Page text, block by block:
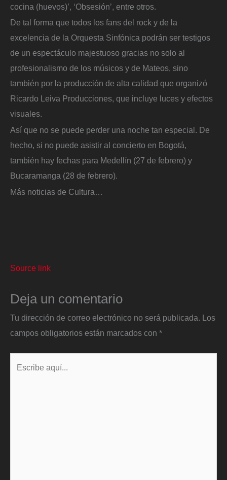
cocina (huevos)’, ‘Obsesión’, entre otros.
De tal forma que todos los fans del rock y de la
excelencia de la Orquesta Sinfónica podrán ser testigos
de un espectáculo majestuoso gracias no solo al
profesionalismo de los músicos y de Mateos, sino
también por la producción de alta calidad que organizó
Ricardo Leiva Producciones, que incluye luces y efectos
visuales.
Así que no se puede perder una noche tan especial. De
hecho, si no puede asistir al concierto en Bogotá,
también hay fechas para Medellín (27 de febrero) y
Bucaramanga (28 de febrero).
Más noticias de Cultura…
Source link
Deja un comentario
Tu dirección de correo electrónico no será publicada. Los
campos obligatorios están marcados con *